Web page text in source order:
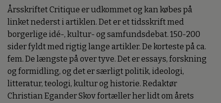
Årsskriftet Critique er udkommet og kan købes på
linket nederst i artiklen. Det er et tidsskrift med
borgerlige idé-, kultur- og samfundsdebat. 150-200
sider fyldt med rigtig lange artikler. De korteste på ca.
fem. De længste på over tyve. Det er essays, forskning
og formidling, og det er særligt politik, ideologi,
litteratur, teologi, kultur og historie. Redaktør
Christian Egander Skov fortæller her lidt om årets